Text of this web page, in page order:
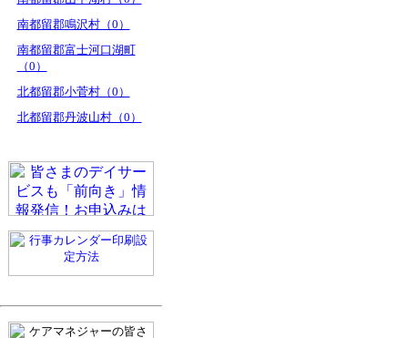
南都留郡鳴沢村（0）
南都留郡富士河口湖町
（0）
北都留郡小菅村（0）
北都留郡丹波山村（0）